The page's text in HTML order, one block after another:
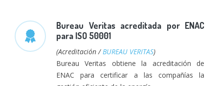
Bureau Veritas acreditada por ENAC
para ISO 50001
(Acreditación /BUREAU VERITAS)
Bureau Veritas obtiene la acreditación de
ENAC para certificar a las compañías la